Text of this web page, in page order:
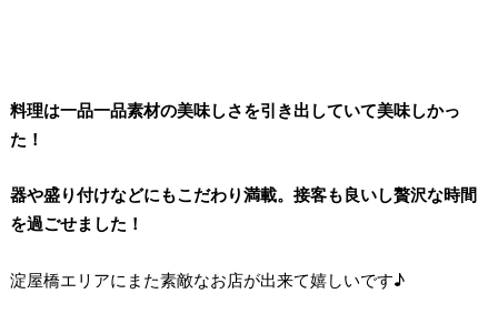
料理は一品一品素材の美味しさを引き出していて美味しかっ
た！
器や盛り付けなどにもこだわり満載。接客も良いし贅沢な時間
を過ごせました！
淀屋橋エリアにまた素敵なお店が出来て嬉しいです♪